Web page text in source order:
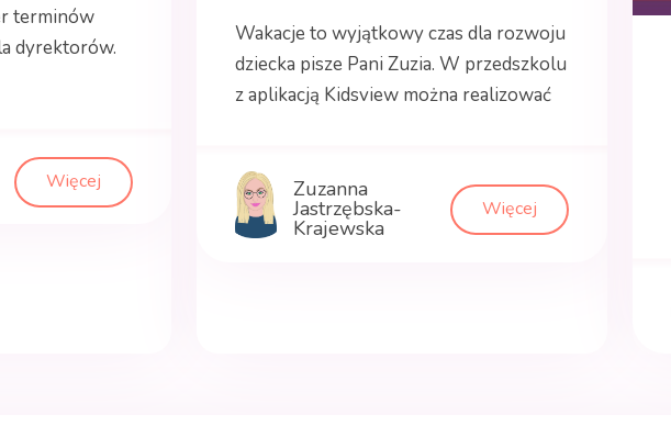
terminów
dyrektorów.
Więcej
Wakacje to wyjątkowy czas dla rozwoju
dziecka pisze Pani Zuzia. W przedszkolu
z aplikacją Kidsview można realizować
Zuzanna
Jastrzębska-
Krajewska
Więcej